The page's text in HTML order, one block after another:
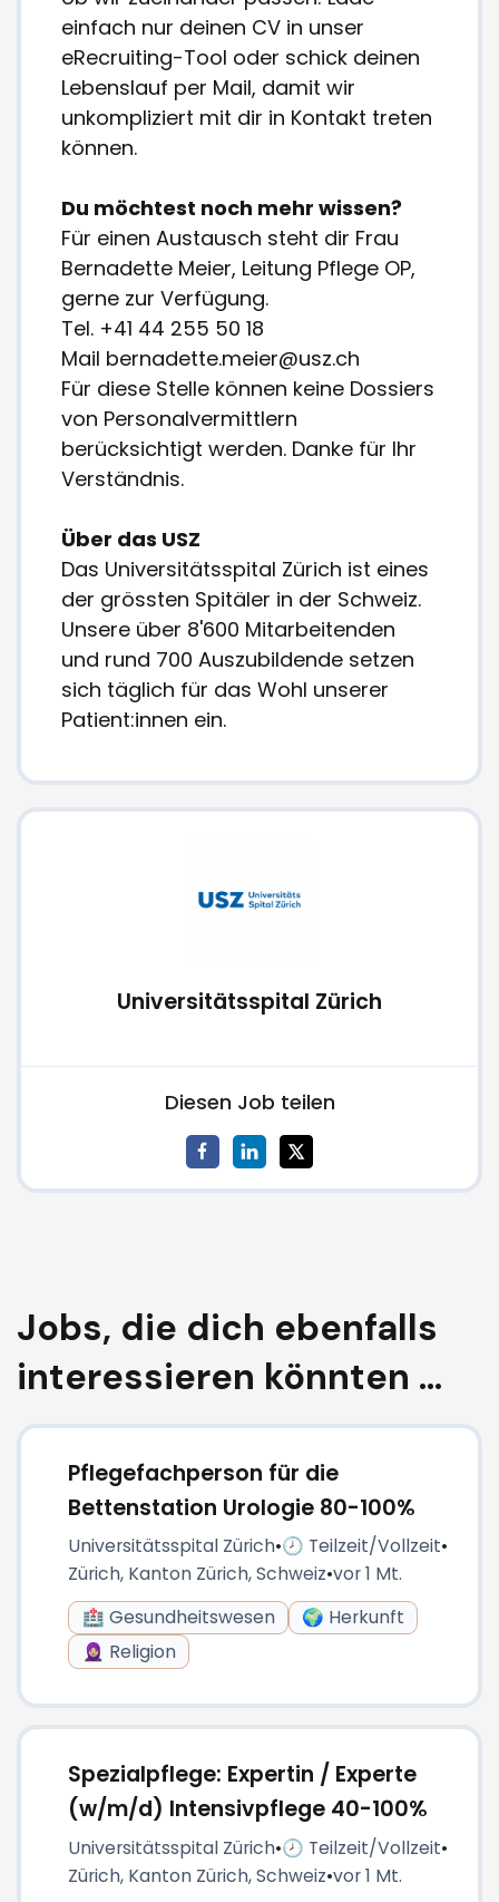
einfach nur deinen CV in unser
eRecruiting-Tool oder schick deinen
Lebenslauf per Mail, damit wir
unkompliziert mit dir in Kontakt treten
können.
Du möchtest noch mehr wissen?
Für einen Austausch steht dir Frau
Bernadette Meier, Leitung Pflege OP,
gerne zur Verfügung.
Tel. +41 44 255 50 18
Mail bernadette.meier@usz.ch
Für diese Stelle können keine Dossiers
von Personalvermittlern
berücksichtigt werden. Danke für Ihr
Verständnis.
Über das USZ
Das Universitätsspital Zürich ist eines
der grössten Spitäler in der Schweiz.
Unsere über 8'600 Mitarbeitenden
und rund 700 Auszubildende setzen
sich täglich für das Wohl unserer
Patient:innen ein.
Universitätsspital Zürich
Diesen Job teilen
Jobs, die dich ebenfalls
interessieren könnten ...
Pflegefachperson für die
Bettenstation Urologie 80-100%
Universitätsspital Zürich•🕗 Teilzeit/Vollzeit•
Zürich, Kanton Zürich, Schweiz•vor 1 Mt.
🏥 Gesundheitswesen
🌍 Herkunft
🧕🏼 Religion
Spezialpflege: Expertin / Experte
(w/m/d) Intensivpflege 40-100%
Universitätsspital Zürich•🕗 Teilzeit/Vollzeit•
Zürich, Kanton Zürich, Schweiz•vor 1 Mt.